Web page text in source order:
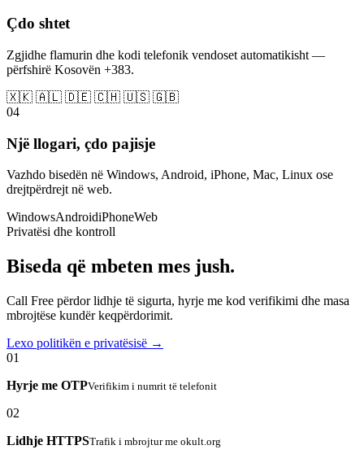
Çdo shtet
Zgjidhe flamurin dhe kodi telefonik vendoset automatikisht —
përfshirë Kosovën +383.
🇽🇰 🇦🇱 🇩🇪 🇨🇭 🇺🇸 🇬🇧
04
Një llogari, çdo pajisje
Vazhdo bisedën në Windows, Android, iPhone, Mac, Linux ose
drejtpërdrejt në web.
WindowsAndroidiPhoneWeb
Privatësi dhe kontroll
Biseda që mbeten mes jush.
Call Free përdor lidhje të sigurta, hyrje me kod verifikimi dhe masa
mbrojtëse kundër keqpërdorimit.
Lexo politikën e privatësisë →
01
Hyrje me OTPVerifikim i numrit të telefonit
02
Lidhje HTTPSTrafik i mbrojtur me okult.org